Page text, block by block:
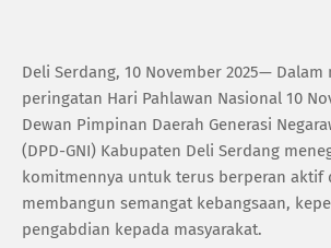
Deli Serdang, 10 November 2025—
peringatan Hari Pahlawan Nasional 10
Dewan Pimpinan Daerah Generasi
(DPD-GNI) Kabupaten Deli Serdang
komitmennya untuk terus berperan aktif
membangun semangat kebangsaan,
pengabdian kepada masyarakat.